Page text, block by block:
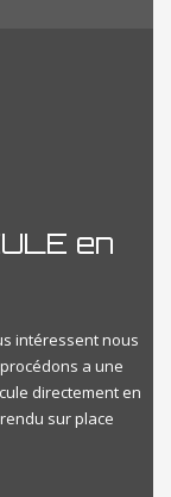
en
intéressent nous
a une
directement en
sur place